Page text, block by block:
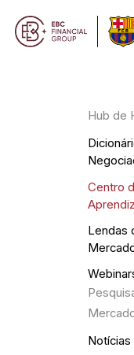
Hub de
Centro
Lendas